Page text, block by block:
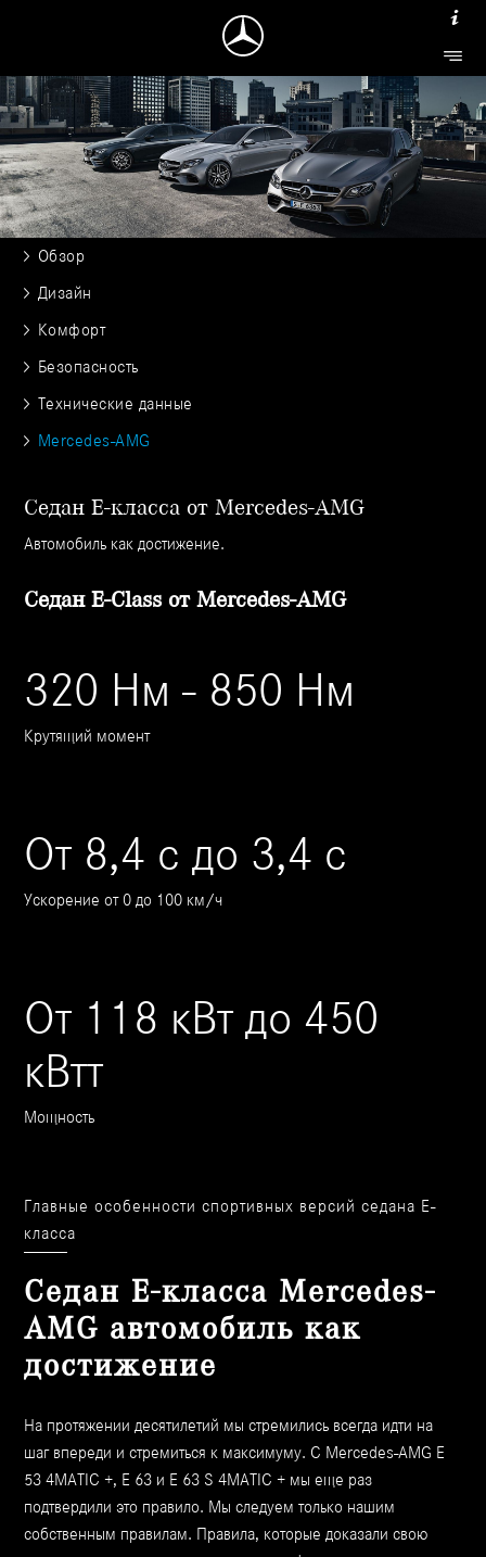
Обзор
Дизайн
Комфорт
Безопасность
Технические данные
Mercedes-AMG
Седан Е-класcа от Mercedes-AMG
Автомобиль как достижение.
Седан Е-Class от Mercedes-AMG
320 Нм - 850 Нм
Крутящий момент
От 8,4 с до 3,4 с
Ускорение от 0 до 100 км/ч
От 118 кВт до 450
кВтт
Мощность
Главные особенности спортивных версий седана Е-
класса
Седан Е-класса Mercedes-
AMG автомобиль как
достижение
На протяжении десятилетий мы стремились всегда идти на
шаг впереди и стремиться к максимуму. С Mercedes-AMG E
53 4MATIC +, E 63 и E 63 S 4MATIC + мы еще раз
подтвердили это правило. Мы следуем только нашим
собственным правилам. Правила, которые доказали свою